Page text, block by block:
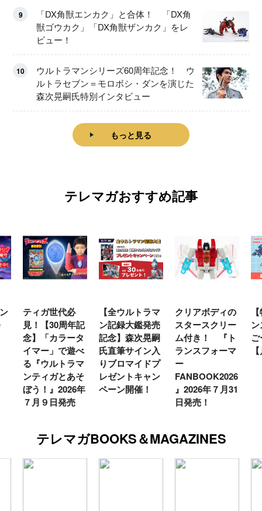
9
「DX角獣エンカク」と合体！ 「DX角
獣ゴウカク」「DX角獣ザンカク」をレ
ビュー！
10
ウルトラマンシリーズ60周年記念！ ウ
ルトラセブン＝モロボシ・ダンを演じた
森次晃嗣氏特別インタビュー
もっと見る
テレマガおすすめ記事
ティガ世代必
見！【30周年記
念】「カラータ
イマー」で遊べ
る『ウルトラマ
ンティガとあそ
ぼう！』2026年
７月９日発売
【全ウルトラマ
ン記録大鑑発売
記念】森次晃嗣
氏直筆サイン入
りブロマイドプ
レゼントキャン
ペーン開催！
クリアボディの
スタースクリー
ム付き！ 『ト
ランスフォーマ
ー
FANBOOK2026
』2026年７月31
日発売！
テレマガBOOKS＆MAGAZINES